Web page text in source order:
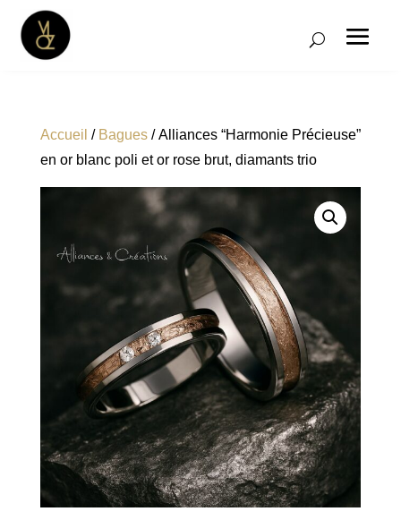
Accueil / Bagues/ Alliances “Harmonie Précieuse”
en or blanc poli et or rose brut, diamants trio